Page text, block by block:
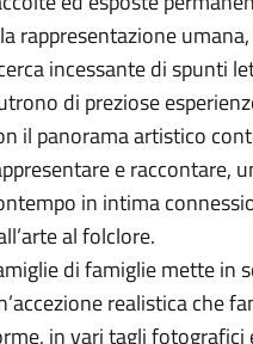
rappresentazione
incessante di spunti
di preziose
il panorama artistico
e raccontare,
in intima
al folclore.
di famiglie mette in
realistica che
in vari tagli